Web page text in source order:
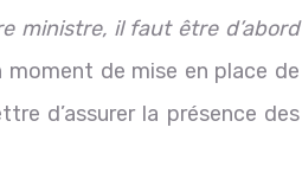
ministre, il faut être d’abord
de mise en place de
d’assurer la présence des